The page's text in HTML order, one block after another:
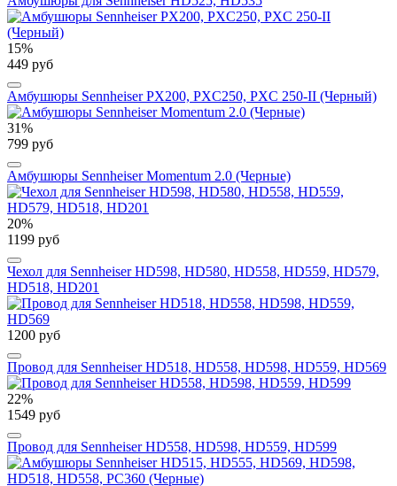
15%
449 руб
Амбушюры Sennheiser PX200, PXC250, PXC 250-II (Черный)
31%
799 руб
Амбушюры Sennheiser Momentum 2.0 (Черные)
20%
1199 руб
Чехол для Sennheiser HD598, HD580, HD558, HD559, HD579,
HD518, HD201
1200 руб
Провод для Sennheiser HD518, HD558, HD598, HD559, HD569
22%
1549 руб
Провод для Sennheiser HD558, HD598, HD559, HD599